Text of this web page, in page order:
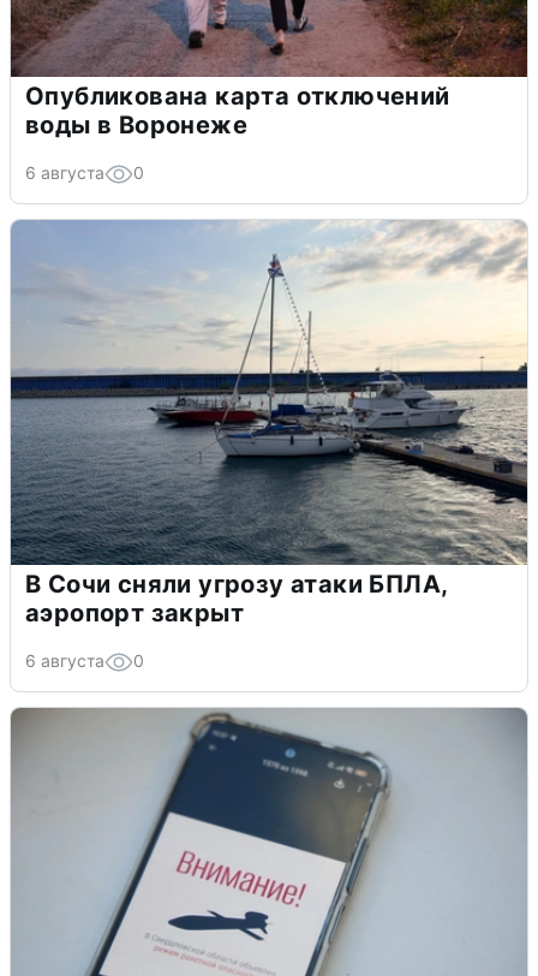
Опубликована карта отключений
воды в Воронеже
6 августа 0
В Сочи сняли угрозу атаки БПЛА,
аэропорт закрыт
6 августа 0